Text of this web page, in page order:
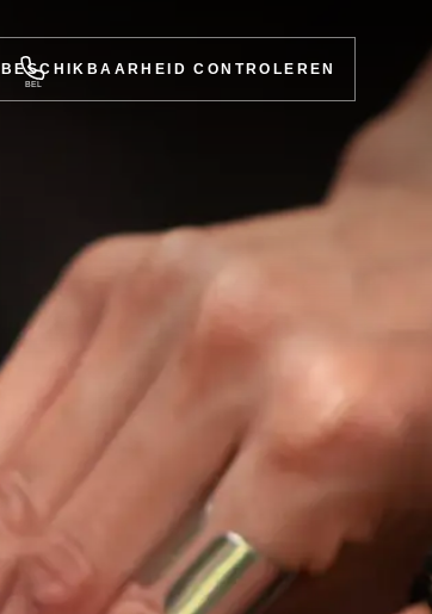
BEL
BESCHIKBAARHEID CONTROLEREN